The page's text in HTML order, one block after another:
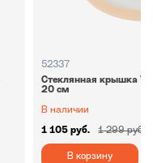
52337
Стеклянная крышка
20 см
В наличии
1 105 руб. 1 299 руб.
В корзину